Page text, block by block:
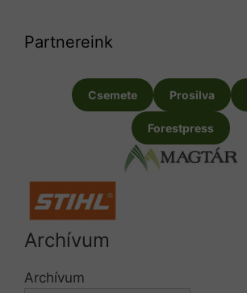
Partnereink
Csemete Prosilva
Forestpress
Archívum
Archívum